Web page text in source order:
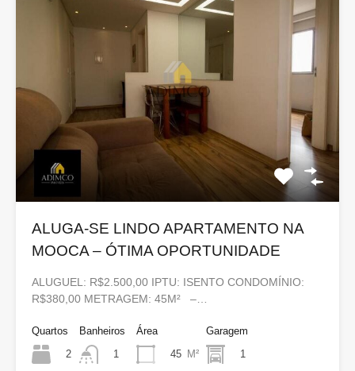
ALUGA-SE LINDO APARTAMENTO NA
MOOCA – ÓTIMA OPORTUNIDADE
ALUGUEL: R$2.500,00 IPTU: ISENTO CONDOMÍNIO:
R$380,00 METRAGEM: 45M² –…
Quartos
2
Banheiros
1
Área
45 M²
Garagem
1